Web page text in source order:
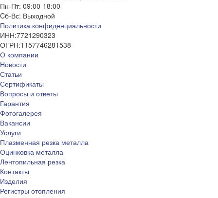
Пн-Пт: 09:00-18:00
Cб-Вс: Выходной
Политика конфиденциальности
ИНН:7721290323
ОГРН:1157746281538
О компании
Новости
Статьи
Сертификаты
Вопросы и ответы
Гарантия
Фотогалерея
Вакансии
Услуги
Плазменная резка металла
Оцинковка металла
Лентопильная резка
Контакты
Изделия
Регистры отопления